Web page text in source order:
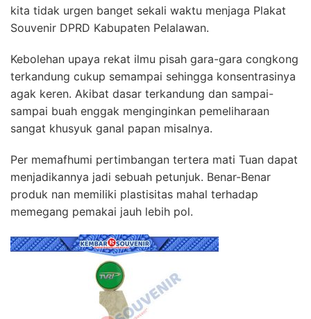
kita tidak urgen banget sekali waktu menjaga Plakat
Souvenir DPRD Kabupaten Pelalawan.
Kebolehan upaya rekat ilmu pisah gara-gara congkong
terkandung cukup semampai sehingga konsentrasinya
agak keren. Akibat dasar terkandung dan sampai-
sampai buah enggak menginginkan pemeliharaan
sangat khusyuk ganal papan misalnya.
Per memafhumi pertimbangan tertera mati Tuan dapat
menjadikannya jadi sebuah petunjuk. Benar-Benar
produk nan memiliki plastisitas mahal terhadap
memegang pemakai jauh lebih pol.